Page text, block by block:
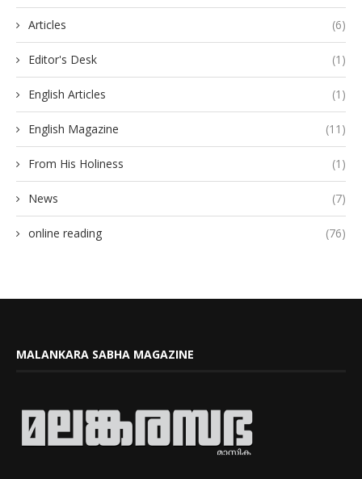
Articles (6)
Editor's Desk (1)
English Articles (1)
English Magazine (11)
From His Holiness (1)
News (7)
online reading (76)
MALANKARA SABHA MAGAZINE